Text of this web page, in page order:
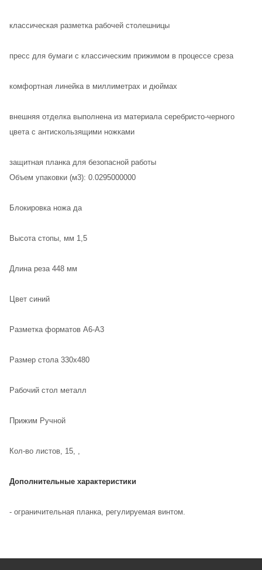
классическая разметка рабочей столешницы
пресс для бумаги с классическим прижимом в процессе среза
комфортная линейка в миллиметрах и дюймах
внешняя отделка выполнена из материала серебристо-черного
цвета с антискользящими ножками
защитная планка для безопасной работы
Объем упаковки (м3): 0.0295000000
Блокировка ножа да
Высота стопы, мм 1,5
Длина реза 448 мм
Цвет синий
Разметка форматов А6-А3
Размер стола 330х480
Рабочий стол металл
Прижим Ручной
Кол-во листов, 15, ,
Дополнительные характеристики
- ограничительная планка, регулируемая винтом.